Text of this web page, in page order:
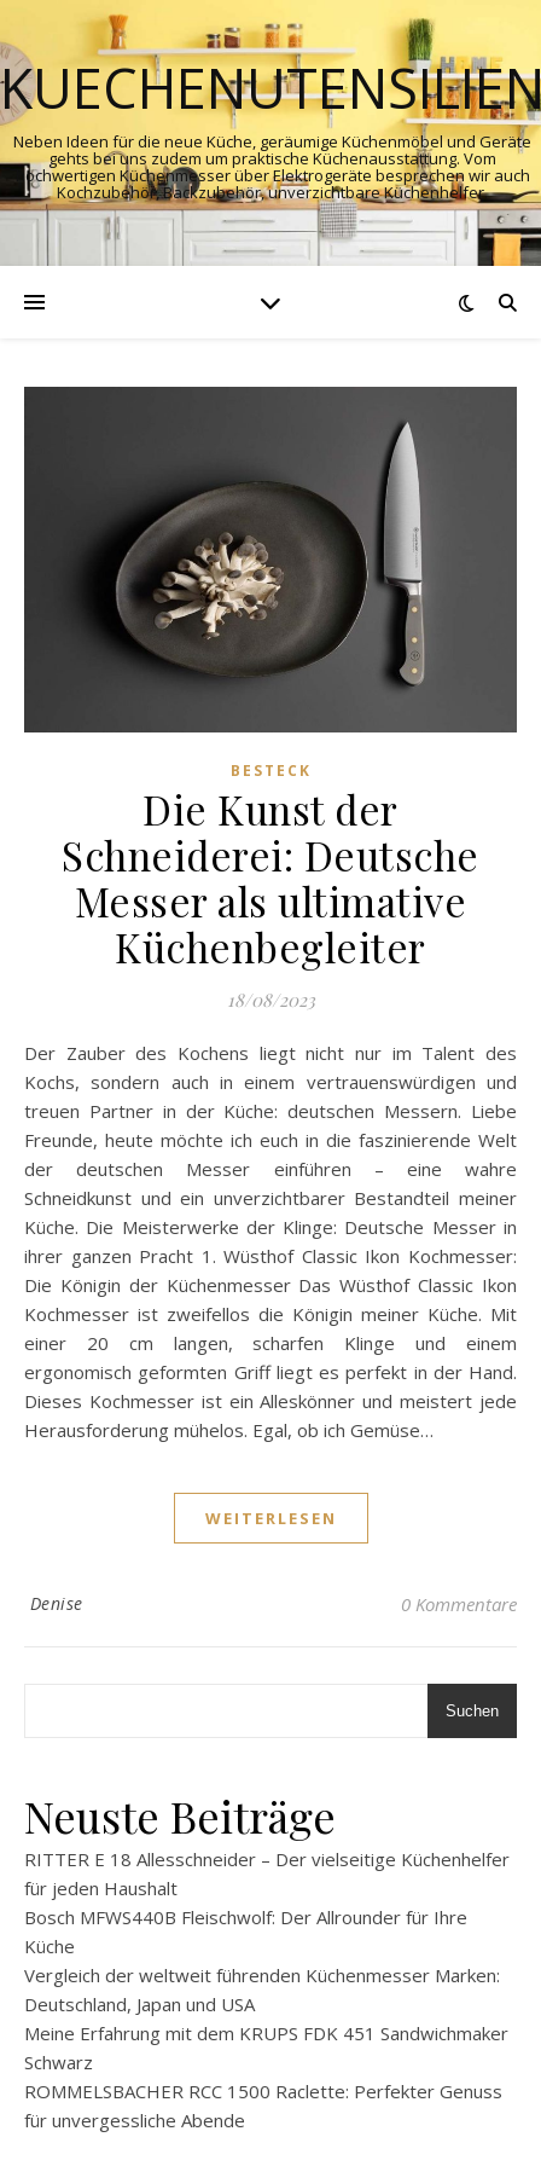
Neben Ideen für die neue Küche, geräumige Küchenmöbel und Geräte
gehts bei uns zudem um praktische Küchenausstattung. Vom
hochwertigen Küchenmesser über Elektrogeräte besprechen wir auch
Kochzubehör, Backzubehör, unverzichtbare Küchenhelfer.
BESTECK
Die Kunst der
Schneiderei: Deutsche
Messer als ultimative
Küchenbegleiter
18/08/2023
Der Zauber des Kochens liegt nicht nur im Talent des
Kochs, sondern auch in einem vertrauenswürdigen und
treuen Partner in der Küche: deutschen Messern. Liebe
Freunde, heute möchte ich euch in die faszinierende Welt
der deutschen Messer einführen – eine wahre
Schneidkunst und ein unverzichtbarer Bestandteil meiner
Küche. Die Meisterwerke der Klinge: Deutsche Messer in
ihrer ganzen Pracht 1. Wüsthof Classic Ikon Kochmesser:
Die Königin der Küchenmesser Das Wüsthof Classic Ikon
Kochmesser ist zweifellos die Königin meiner Küche. Mit
einer 20 cm langen, scharfen Klinge und einem
ergonomisch geformten Griff liegt es perfekt in der Hand.
Dieses Kochmesser ist ein Alleskönner und meistert jede
Herausforderung mühelos. Egal, ob ich Gemüse…
WEITERLESEN
Denise 0 Kommentare
Suchen
Neuste Beiträge
RITTER E 18 Allesschneider – Der vielseitige Küchenhelfer
für jeden Haushalt
Bosch MFWS440B Fleischwolf: Der Allrounder für Ihre
Küche
Vergleich der weltweit führenden Küchenmesser Marken:
Deutschland, Japan und USA
Meine Erfahrung mit dem KRUPS FDK 451 Sandwichmaker
Schwarz
ROMMELSBACHER RCC 1500 Raclette: Perfekter Genuss
für unvergessliche Abende